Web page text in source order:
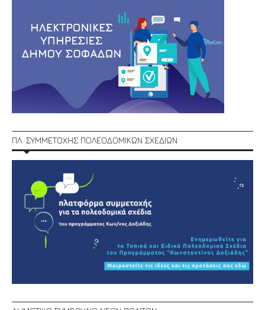
ΠΛ. ΣΥΜΜΕΤΟΧΗΣ ΠΟΛΕΟΔΟΜΙΚΩΝ ΣΧΕΔΙΩΝ